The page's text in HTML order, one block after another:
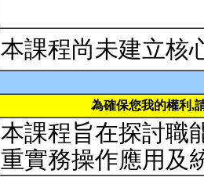
本課程尚未建立核
為確保您我的權利,
本課程旨在探討職
重實務操作應用及